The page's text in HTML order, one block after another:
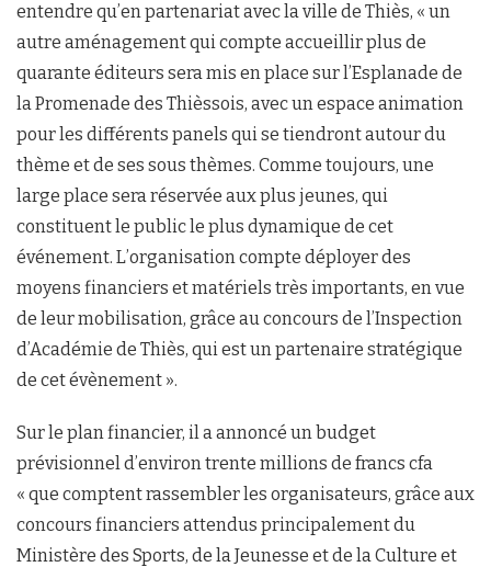
entendre qu’en partenariat avec la ville de Thiès, « un
autre aménagement qui compte accueillir plus de
quarante éditeurs sera mis en place sur l’Esplanade de
la Promenade des Thièssois, avec un espace animation
pour les différents panels qui se tiendront autour du
thème et de ses sous thèmes. Comme toujours, une
large place sera réservée aux plus jeunes, qui
constituent le public le plus dynamique de cet
événement. L’organisation compte déployer des
moyens financiers et matériels très importants, en vue
de leur mobilisation, grâce au concours de l’Inspection
d’Académie de Thiès, qui est un partenaire stratégique
de cet évènement ».
Sur le plan financier, il a annoncé un budget
prévisionnel d’environ trente millions de francs cfa
« que comptent rassembler les organisateurs, grâce aux
concours financiers attendus principalement du
Ministère des Sports, de la Jeunesse et de la Culture et